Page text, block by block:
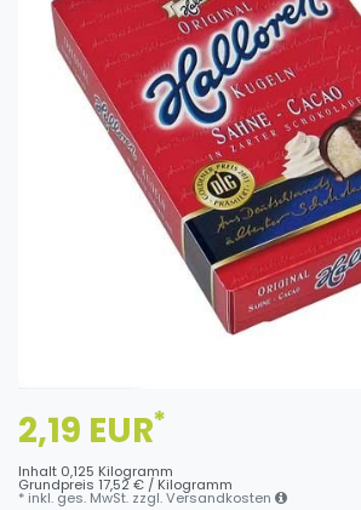
2,19 EUR*
Inhalt 0,125 Kilogramm
Grundpreis 17,52 € / Kilogramm
* inkl. ges. MwSt. zzgl.Versandkosten